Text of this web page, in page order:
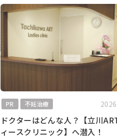
PR 不妊治療
ドクターはどんな人？【立川
ィースクリニック】へ潜入！